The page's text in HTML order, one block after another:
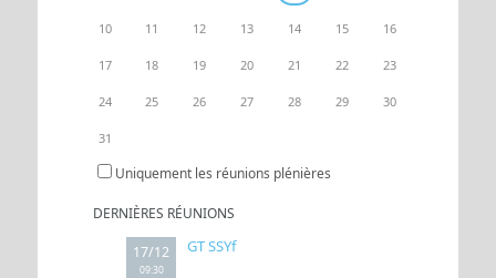
10 11 12 13 14 15 16
17 18 19 20 21 22 23
24 25 26 27 28 29 30
31
Uniquement les réunions plénières
DERNIÈRES RÉUNIONS
17/12
09:30
GT SSYf